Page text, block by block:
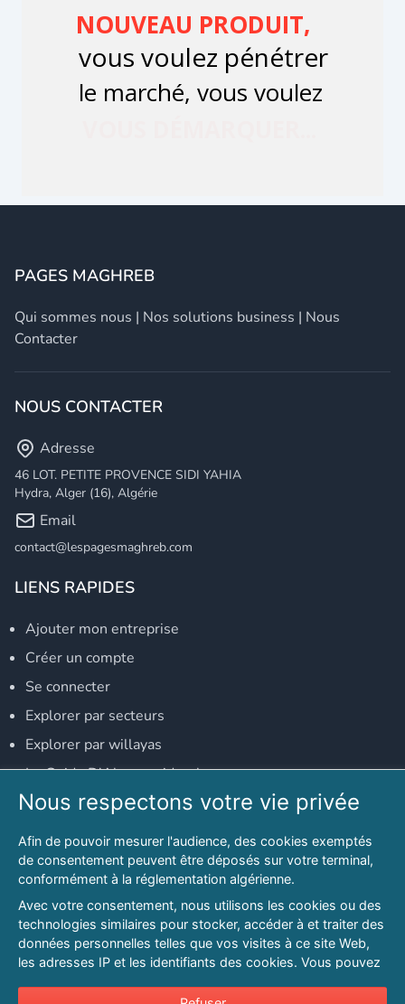
PAGES MAGHREB
Qui sommes nous | Nos solutions business | Nous
Contacter
NOUS CONTACTER
Adresse
46 LOT. PETITE PROVENCE SIDI YAHIA
Hydra, Alger (16), Algérie
Email
contact@lespagesmaghreb.com
LIENS RAPIDES
Ajouter mon entreprise
Créer un compte
Se connecter
Explorer par secteurs
Explorer par willayas
Le Guide D'Alger, guide-alger.com
NOS RÉSEAUX SOCIAUX
Notre page Facebook
Notre page LinkedIn
Notre page Instagram
Notre page Twitter
Nous respectons votre vie privée
Afin de pouvoir mesurer l'audience, des cookies exemptés
de consentement peuvent être déposés sur votre terminal,
conformément à la réglementation algérienne.
Avec votre consentement, nous utilisons les cookies ou des
technologies similaires pour stocker, accéder à et traiter des
données personnelles telles que vos visites à ce site Web,
les adresses IP et les identifiants des cookies. Vous pouvez
sur l'intérêt légitime à tout moment en cliquant sur « Refuser